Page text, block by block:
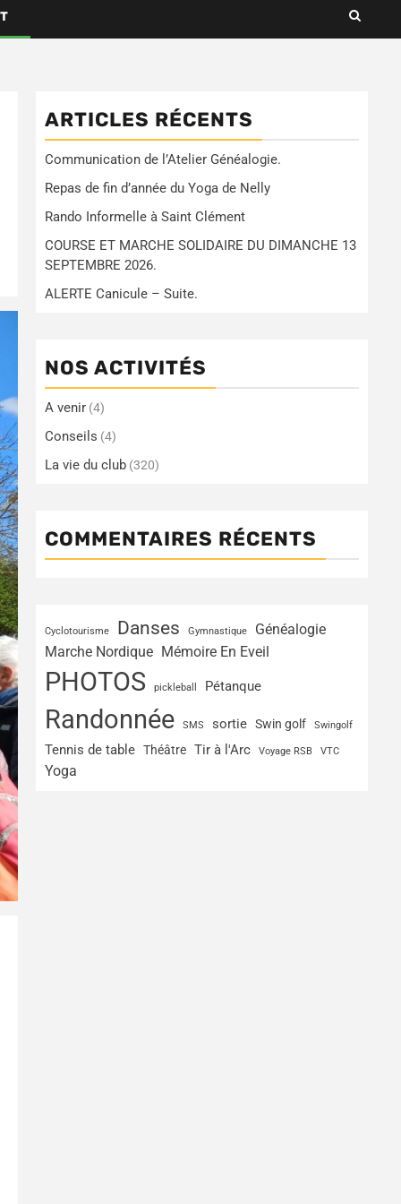
ARTICLES RÉCENTS
Communication de l’Atelier Généalogie.
Repas de fin d’année du Yoga de Nelly
Rando Informelle à Saint Clément
COURSE ET MARCHE SOLIDAIRE DU DIMANCHE 13
SEPTEMBRE 2026.
ALERTE Canicule – Suite.
NOS ACTIVITÉS
A venir (4)
Conseils (4)
La vie du club (320)
COMMENTAIRES RÉCENTS
Cyclotourisme Danses Gymnastique
Généalogie
Marche Nordique Mémoire En Eveil
PHOTOS pickleball Pétanque
Randonnée SMS sortie Swin golf Swingolf
Tennis de table Théâtre Tir à l'Arc Voyage RSB VTC
Yoga